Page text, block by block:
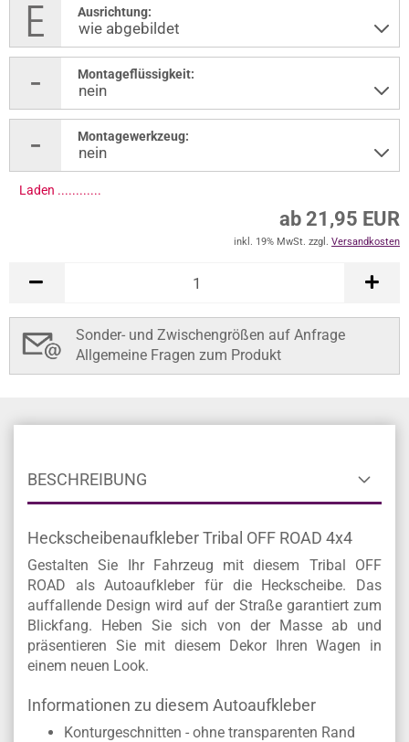
Ausrichtung:
Montageflüssigkeit:
Montagewerkzeug:
Laden .............
ab 21,95 EUR
inkl. 19% MwSt. zzgl. Versandkosten
Sonder- und Zwischengrößen auf Anfrage
Allgemeine Fragen zum Produkt
BESCHREIBUNG
Heckscheibenaufkleber Tribal OFF ROAD 4x4
Gestalten Sie Ihr Fahrzeug mit diesem Tribal OFF
ROAD als Autoaufkleber für die Heckscheibe. Das
auffallende Design wird auf der Straße garantiert zum
Blickfang. Heben Sie sich von der Masse ab und
präsentieren Sie mit diesem Dekor Ihren Wagen in
einem neuen Look.
Informationen zu diesem Autoaufkleber
Konturgeschnitten - ohne transparenten Rand